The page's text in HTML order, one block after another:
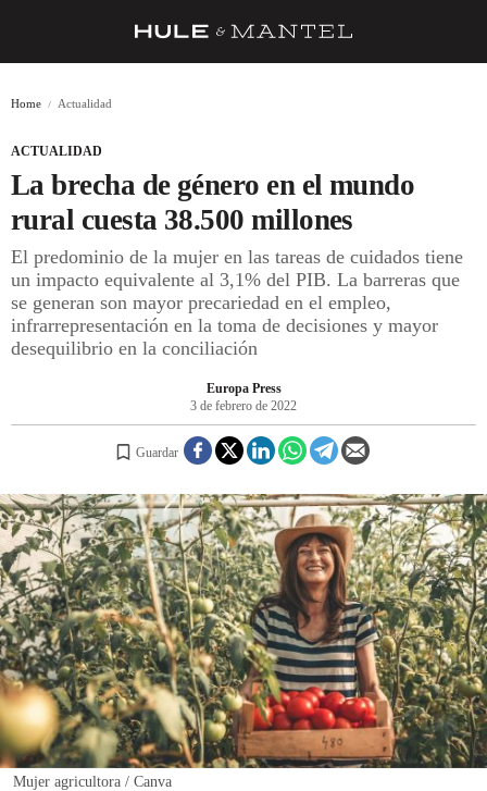
BARRAS Y ESTRELLAS
DÓNDE COMER
ÍDOLOS DE MESAS
CUADERNO DE VIAJE
MENÚ DEL DÍA
REGISTRO
INICIAR SESIÓN
Home Actualidad
ACTUALIDAD
La brecha de género en el mundo
rural cuesta 38.500 millones
El predominio de la mujer en las tareas de cuidados tiene
un impacto equivalente al 3,1% del PIB. La barreras que
se generan son mayor precariedad en el empleo,
infrarrepresentación en la toma de decisiones y mayor
desequilibrio en la conciliación
Europa Press
3 de febrero de 2022
Guardar
Mujer agricultora / Canva